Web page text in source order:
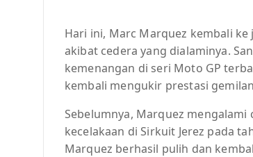
Hari ini, Marc Marquez kembali
akibat cedera yang dialaminya.
kemenangan di seri Moto GP
kembali mengukir prestasi
Sebelumnya, Marquez
kecelakaan di Sirkuit Jerez pada
Marquez berhasil pulih dan